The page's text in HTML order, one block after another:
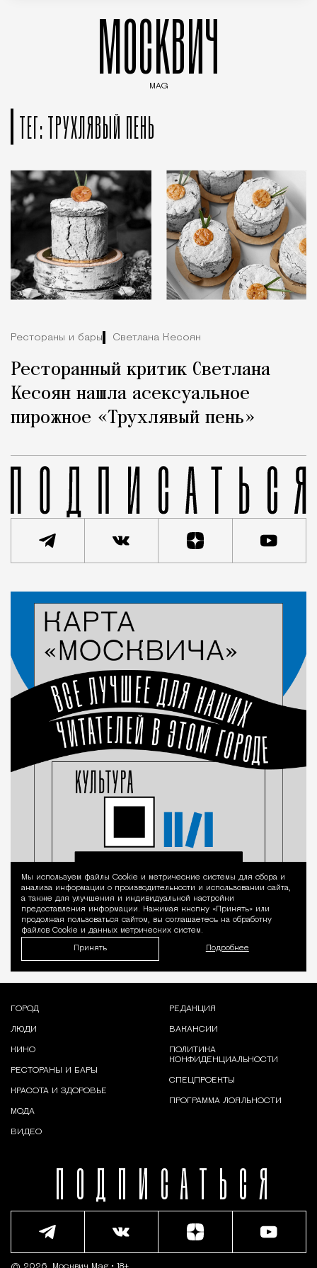
МОСКВИЧ
MAG
ТЕГ: ТРУХЛЯВЫЙ ПЕНЬ
Рестораны и бары Светлана Кесоян
Ресторанный критик Светлана
Кесоян нашла асексуальное
пирожное «Трухлявый пень»
Уведомление
Мы используем файлы Сookie и метрические системы для сбора и
анализа информации о производительности и использовании сайта,
а также для улучшения и индивидуальной настройки
предоставления информации. Нажимая кнопку «Принять» или
продолжая пользоваться сайтом, вы соглашаетесь на обработку
файлов Cookie и данных метрических систем.
Принять Подробнее
ПОДПИСАТЬСЯ
ГОРОД
ЛЮДИ
КИНО
РЕСТОРАНЫ И БАРЫ
КРАСОТА И ЗДОРОВЬЕ
МОДА
ВИДЕО
РЕДАКЦИЯ
ВАКАНСИИ
ПОЛИТИКА
КОНФИДЕНЦИАЛЬНОСТИ
СПЕЦПРОЕКТЫ
ПРОГРАММА ЛОЯЛЬНОСТИ